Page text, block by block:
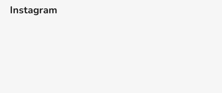
Instagram